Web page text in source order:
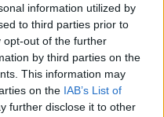
information utilized by
to third parties prior to
opt-out of the further
by third parties on the
This information may
on the IAB’s List of
further disclose it to other
Majitelia zbúrali
z filmov svojského
dnes sa im radšej
vašu obývačku